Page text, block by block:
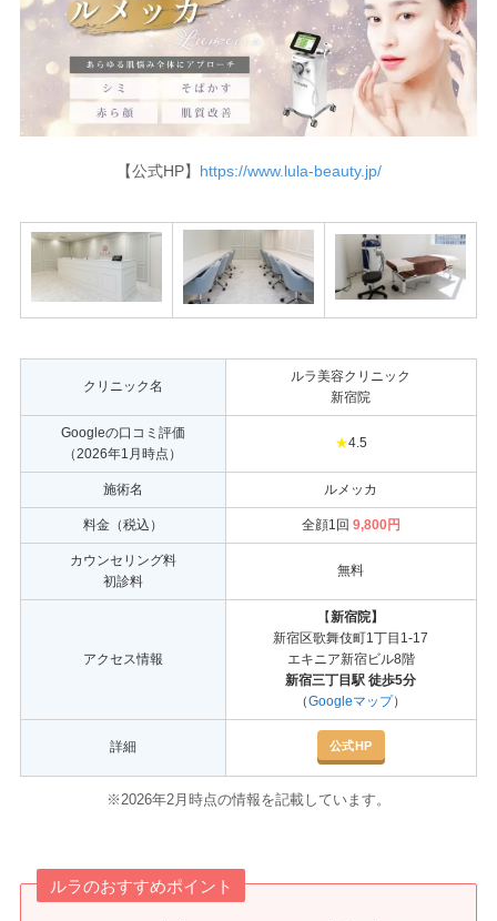
【公式HP】 https://www.lula-beauty.jp/
クリニック名
ルラ美容クリニック
新宿院
Googleの口コミ評価
（2026年1月時点）
★4.5
施術名 ルメッカ
料金（税込） 全顔1回 9,800円
カウンセリング料
初診料
無料
アクセス情報
【新宿院】
新宿区歌舞伎町1丁目1-17
エキニア新宿ビル8階
新宿三丁目駅 徒歩5分
（Googleマップ）
詳細 公式HP
※2026年2月時点の情報を記載しています。
ルラのおすすめポイント